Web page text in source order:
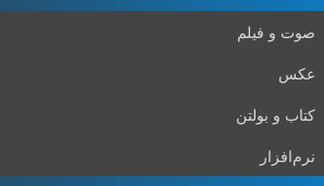
صوت و فیلم
عکس
کتاب و بولتن
نرم‌افزار